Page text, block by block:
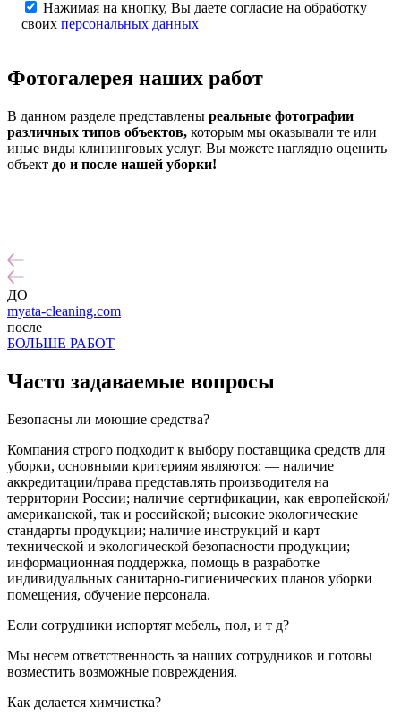
Нажимая на кнопку, Вы даете согласие на обработку
своих персональных данных
Фотогалерея наших работ
В данном разделе представлены реальные фотографии
различных типов объектов, которым мы оказывали те или
иные виды клининговых услуг. Вы можете наглядно оценить
объект до и после нашей уборки!
ДО
myata-cleaning.com
после
БОЛЬШЕ РАБОТ
Часто задаваемые вопросы
Безопасны ли моющие средства?
Компания строго подходит к выбору поставщика средств для
уборки, основными критериям являются: — наличие
аккредитации/права представлять производителя на
территории России; наличие сертификации, как европейской/
американской, так и российской; высокие экологические
стандарты продукции; наличие инструкций и карт
технической и экологической безопасности продукции;
информационная поддержка, помощь в разработке
индивидуальных санитарно-гигиенических планов уборки
помещения, обучение персонала.
Если сотрудники испортят мебель, пол, и т д?
Мы несем ответственность за наших сотрудников и готовы
возместить возможные повреждения.
Как делается химчистка?